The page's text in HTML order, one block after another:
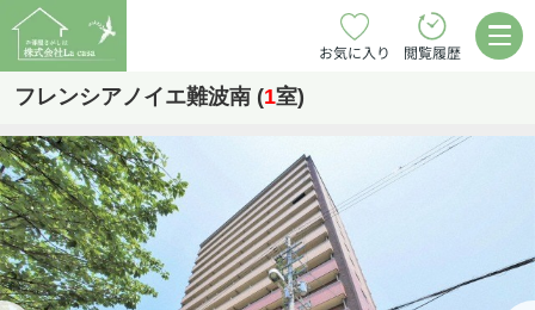
お気に入り 閲覧履歴
フレンシアノイエ難波南 (1室)